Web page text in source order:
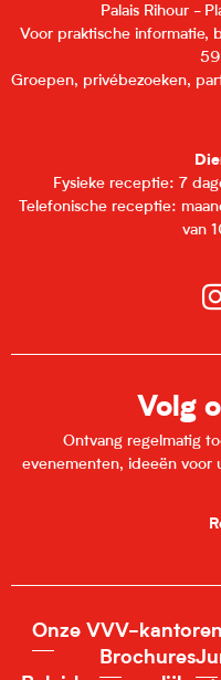
Palais Rihour -
Voor praktische informatie,
Groepen, privébezoeken,
Fysieke receptie: 7
Telefonische receptie:
van
Volg
Ontvang regelmatig
evenementen, ideeën voor
Onze VVV-kantoren
Brochures